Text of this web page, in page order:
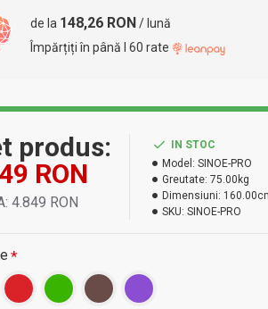
de la 148,26 RON/ lună
Împărțiți în până l 60 rate
produs:
RON
4.849 RON
IN STOC
Model: SINOE-PRO
Greutate: 75.00kg
Dimensiuni:
SKU: SINOE-PRO